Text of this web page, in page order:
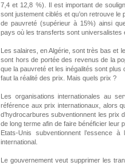
7,4 et 12,8 %). Il est important de
sont justement ciblés et qu’on retrouve
de pauvreté (supérieur à 15%) ainsi
pays où les transferts sont universalistes
Les salaires, en Algérie, sont très bas et
sont hors de portée des revenus de la
que la pauvreté et les inégalités sont plus
faut la réalité des prix. Mais quels prix ?
Les organisations internationales au
référence aux prix internationaux, alors
d’hydrocarbures subventionnent les prix
de long terme afin de faire bénéficier leur
Etats-Unis subventionnent l’essence
international.
Le gouvernement veut supprimer les